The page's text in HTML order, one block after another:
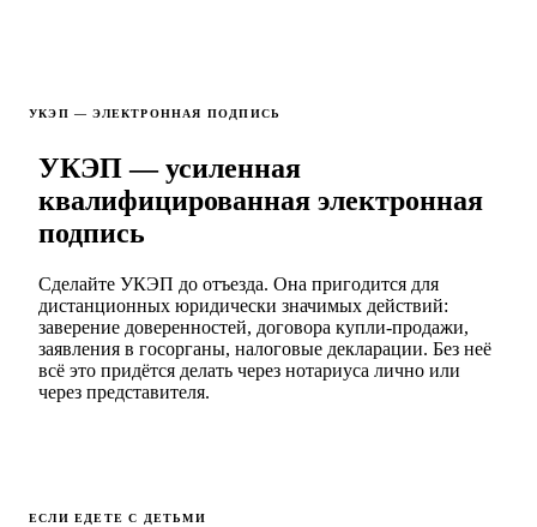
УКЭП — ЭЛЕКТРОННАЯ ПОДПИСЬ
УКЭП — усиленная
квалифицированная электронная
подпись
Сделайте УКЭП до отъезда. Она пригодится для
дистанционных юридически значимых действий:
заверение доверенностей, договора купли-продажи,
заявления в госорганы, налоговые декларации. Без неё
всё это придётся делать через нотариуса лично или
через представителя.
ЕСЛИ ЕДЕТЕ С ДЕТЬМИ